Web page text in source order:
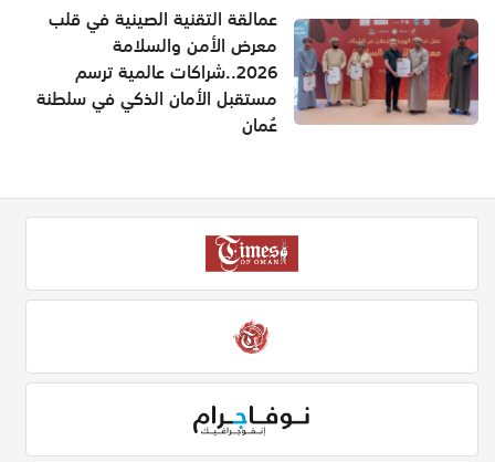
عمالقة التقنية الصينية في قلب
معرض الأمن والسلامة
2026..شراكات عالمية ترسم
مستقبل الأمان الذكي في سلطنة
عُمان